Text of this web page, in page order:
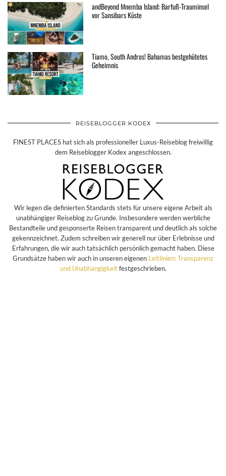
andBeyond Mnemba Island: Barfuß-Trauminsel
vor Sansibars Küste
Tiamo, South Andros! Bahamas bestgehütetes
Geheimnis
REISEBLOGGER KODEX
FINEST PLACES hat sich als professioneller Luxus-Reiseblog freiwillig
dem Reiseblogger Kodex angeschlossen.
Wir legen die definierten Standards stets für unsere eigene Arbeit als
unabhängiger Reiseblog zu Grunde. Insbesondere werden werbliche
Bestandteile und gesponserte Reisen transparent und deutlich als solche
gekennzeichnet. Zudem schreiben wir generell nur über Erlebnisse und
Erfahrungen, die wir auch tatsächlich persönlich gemacht haben. Diese
Grundsätze haben wir auch in unseren eigenen Leitlinien: Transparenz
und Unabhängigkeitfestgeschrieben.